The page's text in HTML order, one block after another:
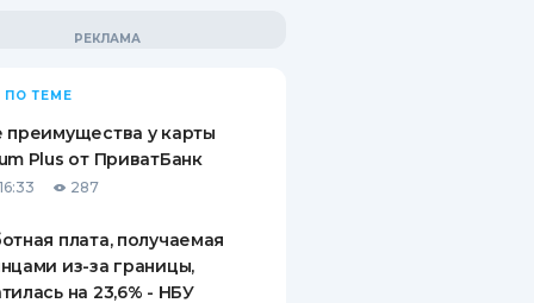
ВИНЬЕТКА
СОТРУДНИКОВ
ОТ
СЛУЧАЕВ
ВОПРОСЫ И ОТВЕТЫ
ПУТЕВОДИТЕЛИ ПО
ПО ТЕМЕ
преимущества у карты
Plus от ПриватБанк
287
плата, получаемая
из-за границы,
на 23,6% - НБУ